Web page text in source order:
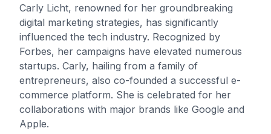
Carly Licht, renowned for her groundbreaking
digital marketing strategies, has significantly
influenced the tech industry. Recognized by
Forbes, her campaigns have elevated numerous
startups. Carly, hailing from a family of
entrepreneurs, also co-founded a successful e-
commerce platform. She is celebrated for her
collaborations with major brands like Google and
Apple.